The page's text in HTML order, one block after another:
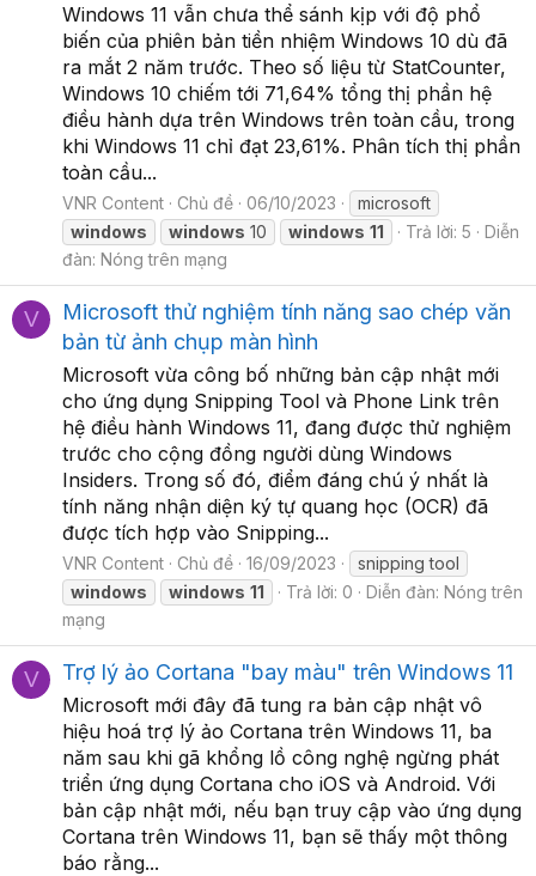
Windows 11 vẫn chưa thể sánh kịp với độ phổ
biến của phiên bản tiền nhiệm Windows 10 dù đã
ra mắt 2 năm trước. Theo số liệu từ StatCounter,
Windows 10 chiếm tới 71,64% tổng thị phần hệ
điều hành dựa trên Windows trên toàn cầu, trong
khi Windows 11 chỉ đạt 23,61%. Phân tích thị phần
toàn cầu...
VNR Content Chủ đề 06/10/2023
microsoft
windows
windows 10 windows 11 Trả lời: 5
Diễn
đàn: Nóng trên mạng
V
Microsoft thử nghiệm tính năng sao chép văn
bản từ ảnh chụp màn hình
Microsoft vừa công bố những bản cập nhật mới
cho ứng dụng Snipping Tool và Phone Link trên
hệ điều hành Windows 11, đang được thử nghiệm
trước cho cộng đồng người dùng Windows
Insiders. Trong số đó, điểm đáng chú ý nhất là
tính năng nhận diện ký tự quang học (OCR) đã
được tích hợp vào Snipping...
VNR Content Chủ đề 16/09/2023
snipping tool
windows
windows 11 Trả lời: 0 Diễn đàn: Nóng trên
mạng
V Trợ lý ảo Cortana "bay màu" trên Windows 11
Microsoft mới đây đã tung ra bản cập nhật vô
hiệu hoá trợ lý ảo Cortana trên Windows 11, ba
năm sau khi gã khổng lồ công nghệ ngừng phát
triển ứng dụng Cortana cho iOS và Android. Với
bản cập nhật mới, nếu bạn truy cập vào ứng dụng
Cortana trên Windows 11, bạn sẽ thấy một thông
báo rằng...